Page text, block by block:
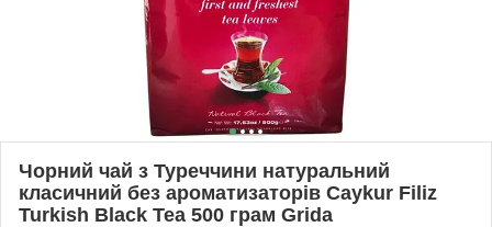
Чорний чай з Туреччини натуральний
класичний без ароматизаторів Caykur Filiz
Turkish Black Tea 500 грам Grida